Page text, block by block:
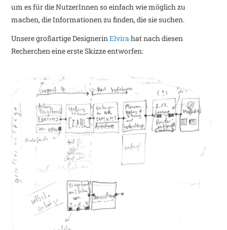
um es für die NutzerInnen so einfach wie möglich zu
machen, die Informationen zu finden, die sie suchen.
Unsere großartige DesignerinElvirahat nach diesen
Recherchen eine erste Skizze entworfen: